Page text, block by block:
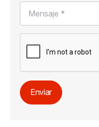
Enviar